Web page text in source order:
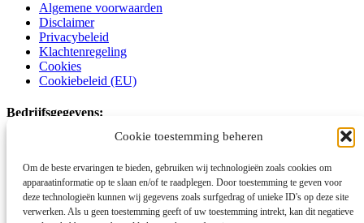
Cookie toestemming beheren
Om de beste ervaringen te bieden, gebruiken wij technologieën zoals cookies om
apparaatinformatie op te slaan en/of te raadplegen. Door toestemming te geven voor
deze technologieën kunnen wij gegevens zoals surfgedrag of unieke ID's op deze site
verwerken. Als u geen toestemming geeft of uw toestemming intrekt, kan dit negatieve
Algemene voorwaarden
Disclaimer
Privacybeleid
Klachtenregeling
Cookies
Cookiebeleid (EU)
Bedrijfsgegevens:
Schoot Kracht Autismecoaching
Voornamelijk online en op locatie
06-15177746
info@schootkrachtautismecoaching.com